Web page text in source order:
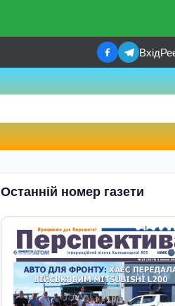
Вхід
Останній номер газети